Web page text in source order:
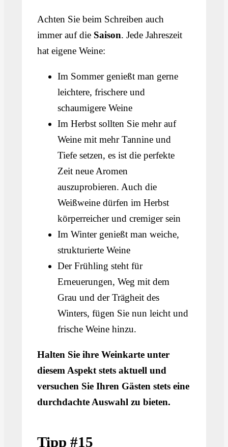
Achten Sie beim Schreiben auch
immer auf die Saison. Jede Jahreszeit
hat eigene Weine:
Im Sommer genießt man gerne
leichtere, frischere und
schaumigere Weine
Im Herbst sollten Sie mehr auf
Weine mit mehr Tannine und
Tiefe setzen, es ist die perfekte
Zeit neue Aromen
auszuprobieren. Auch die
Weißweine dürfen im Herbst
körperreicher und cremiger sein
Im Winter genießt man weiche,
strukturierte Weine
Der Frühling steht für
Erneuerungen, Weg mit dem
Grau und der Trägheit des
Winters, fügen Sie nun leicht und
frische Weine hinzu.
Halten Sie ihre Weinkarte unter
diesem Aspekt stets aktuell und
versuchen Sie Ihren Gästen stets eine
durchdachte Auswahl zu bieten.
Tipp #15